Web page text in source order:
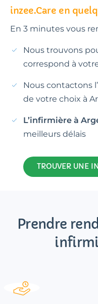
inzee.Care en
En 3 minutes vous
Nous trouvons
correspond à
Nous contactons
de votre choix à
L’infirmière à
meilleurs délais
TROUVER UNE
Prendre